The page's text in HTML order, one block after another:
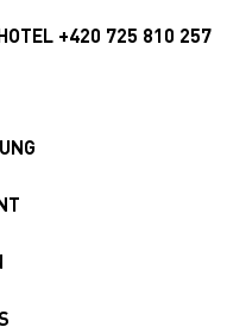
+420 725 810 257